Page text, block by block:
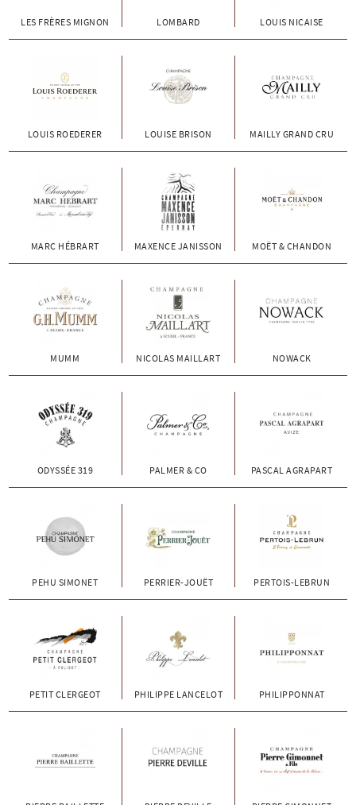
LES FRÈRES MIGNON LOMBARD LOUIS NICAISE
LOUIS ROEDERER LOUISE BRISON MAILLY GRAND CRU
MARC HÉBRART MAXENCE JANISSON MOËT & CHANDON
MUMM NICOLAS MAILLART NOWACK
ODYSSÉE 319 PALMER & CO PASCAL AGRAPART
PEHU SIMONET PERRIER-JOUËT PERTOIS-LEBRUN
PETIT CLERGEOT PHILIPPE LANCELOT PHILIPPONNAT